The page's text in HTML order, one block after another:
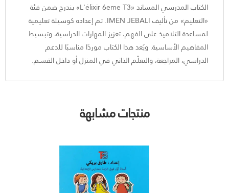
الكتاب المدرسي المساند «L'élixir 6eme T3» يندرج ضمن فئة
«التعليم» من تأليف IMEN JEBALI. تم إعداده كوسيلة تعليمية
لمساعدة التلاميذ على الفهم، تعزيز المهارات الدراسية، وتبسيط
المفاهيم الأساسية. ويُعد هذا الكتاب موردًا مناسبًا للدعم
الدراسي، المراجعة، والتعلّم الذاتي في المنزل أو داخل القسم.
منتجات مشابهة